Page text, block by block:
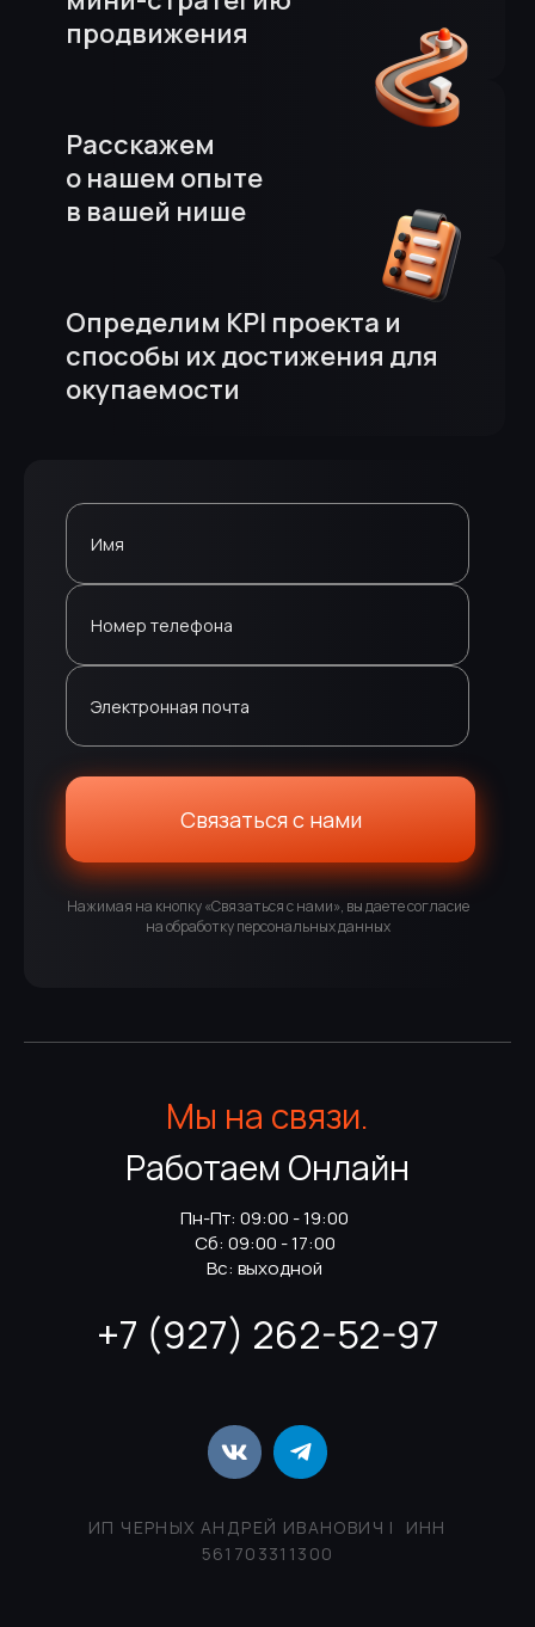
продвижения
Расскажем
о нашем опыте
в вашей нише
Определим KPI проекта и
способы их достижения для
окупаемости
Имя
Номер телефона
Электронная почта
Связаться с нами
Нажимая на кнопку «Связаться с нами», вы даете согласие
на обработку персональных данных
Мы на связи.
Работаем Онлайн
Пн-Пт: 09:00 - 19:00
Сб: 09:00 - 17:00
Вс: выходной
+7 (927) 262-52-97
ИП ЧЕРНЫХ АНДРЕЙ ИВАНОВИЧ | ИНН
561703311300